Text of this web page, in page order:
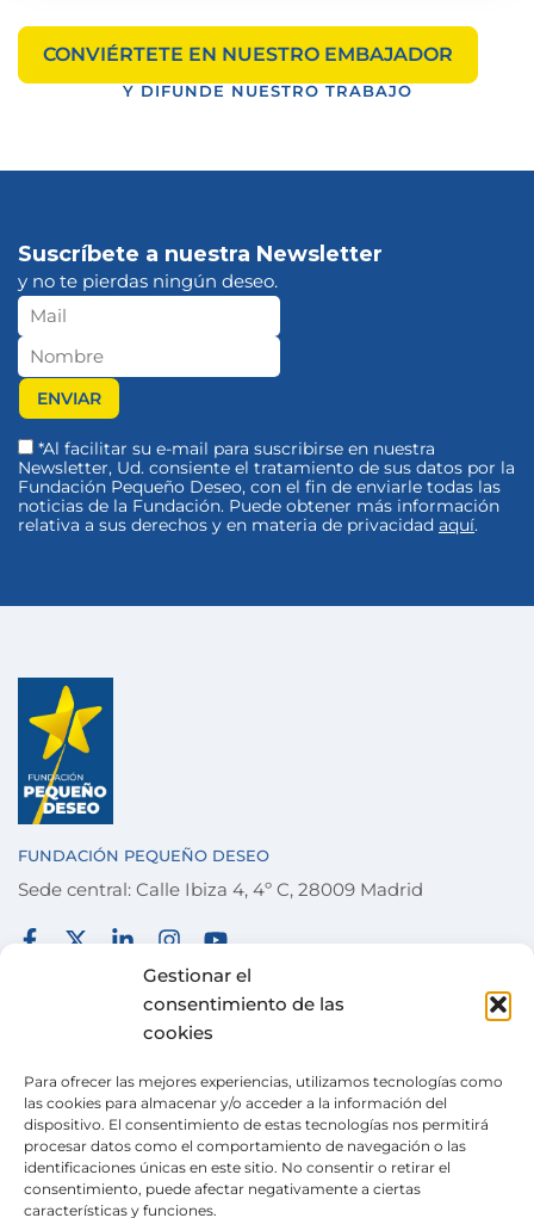
Gestionar el
consentimiento de las
cookies
Para ofrecer las mejores experiencias, utilizamos tecnologías como
las cookies para almacenar y/o acceder a la información del
dispositivo. El consentimiento de estas tecnologías nos permitirá
procesar datos como el comportamiento de navegación o las
identificaciones únicas en este sitio. No consentir o retirar el
consentimiento, puede afectar negativamente a ciertas
características y funciones.
CONVIÉRTETE EN NUESTRO EMBAJADOR
Y DIFUNDE NUESTRO TRABAJO
Suscríbete a nuestra Newsletter
y no te pierdas ningún deseo.
*Al facilitar su e-mail para suscribirse en nuestra
Newsletter, Ud. consiente el tratamiento de sus datos por la
Fundación Pequeño Deseo, con el fin de enviarle todas las
noticias de la Fundación. Puede obtener más información
relativa a sus derechos y en materia de privacidad aquí.
FUNDACIÓN PEQUEÑO DESEO
Sede central: Calle Ibiza 4, 4º C, 28009 Madrid
ACTUALIDAD
TIENDA SOLIDARIA
VOLUNTARIADO
POLÍTICA DE PRIVACIDAD
CANAL DE DENUNCIAS